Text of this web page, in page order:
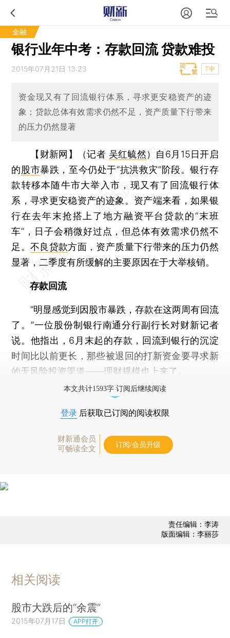
金融
银行业年中考：存款回流 贷款难投
2015年07月21日 13:23 T中
资金现又有了回流银行体系，寻求更安稳资产的迹
象；贷款总体有效需求仍然不足，资产质量下行带来
的压力仍然显著
【财新网】（记者 吴红毓然） 自6月15日开启
的股市暴跌，至今仍处于“抗洪救灾”阶段。银行存
款转移本随牛市大举入市，现又有了回流银行体
系，寻求更安稳资产的迹象。资产端来看，如果银
行在去年末抢搭上了地方融资平台贷款的“末班
车”，日子会稍微好过点，但总体有效需求仍然不
足。不良贷款方面，资产质量下行带来的压力仍然
显著，二季度有所缓解的主要原因在于大举核销。
存款回流
“明显感觉到因股市暴跌，存款在这两周有回流
了。”一位股份制银行南通分行副行长对财新记者
说。他指出，6月末起的存款，回流到银行的沉淀
时间比以前更长，那些被退回的打新资金要寻求新
的无风险投资渠道——理财规模也上来了。
本文共计1593字 订阅后继续阅读
登录 后获取已订阅的阅读权限
财新通会员
可畅读全文
订阅/会员升级
责任编辑：李涛
版面编辑：李丽莎
相关阅读
股市大跌后的“余震”
2015年07月17日 APP打开